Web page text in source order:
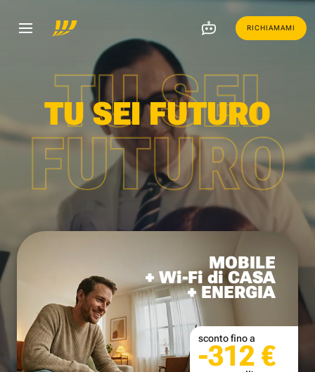
RICHIAMAMI
TU SEI
FUTURO
TU SEI FUTURO
MOBILE
+ Wi-Fi di CASA
+ ENERGIA
sconto fino a
-312 €